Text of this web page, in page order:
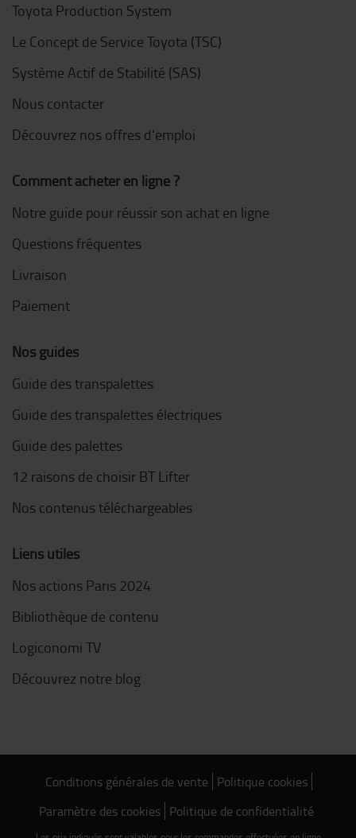
Toyota Production System
Le Concept de Service Toyota (TSC)
Système Actif de Stabilité (SAS)
Nous contacter
Découvrez nos offres d'emploi
Comment acheter en ligne ?
Notre guide pour réussir son achat en ligne
Questions fréquentes
Livraison
Paiement
Nos guides
Guide des transpalettes
Guide des transpalettes électriques
Guide des palettes
12 raisons de choisir BT Lifter
Nos contenus téléchargeables
Liens utiles
Nos actions Paris 2024
Bibliothèque de contenu
Logiconomi TV
Découvrez notre blog
Conditions générales de vente Politique cookies
Paramètre des cookies Politique de confidentialité